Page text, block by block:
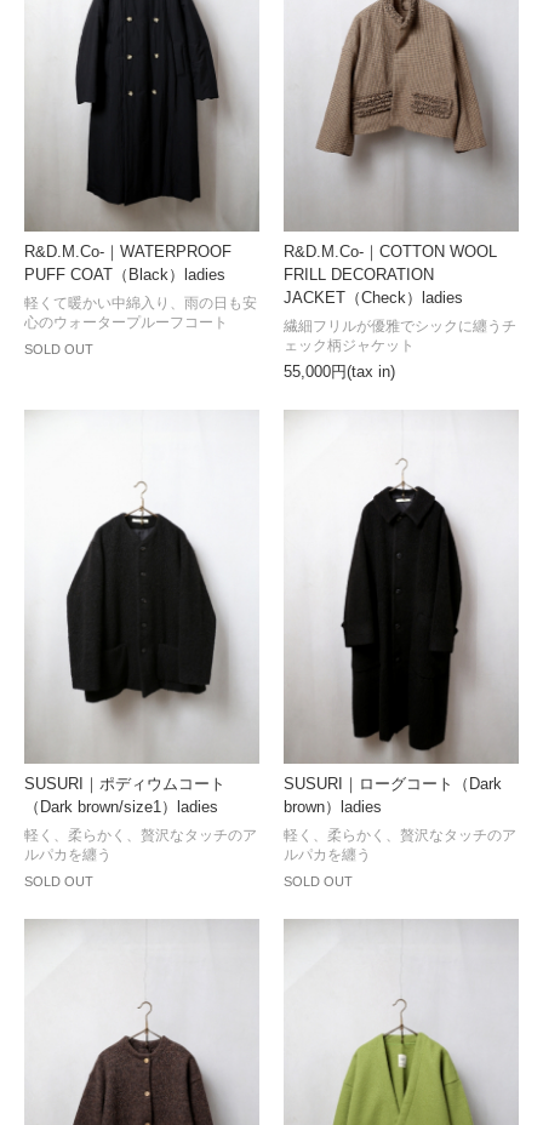
R&D.M.Co-｜WATERPROOF
PUFF COAT（Black）ladies
SOLD OUT
軽くて暖かい中綿入り、雨の日も安
心のウォータープルーフコート
R&D.M.Co-｜COTTON WOOL
FRILL DECORATION
JACKET（Check）ladies
55,000円(tax in)
繊細フリルが優雅でシックに纏うチ
ェック柄ジャケット
SUSURI｜ポディウムコート
（Dark brown/size1）ladies
SOLD OUT
軽く、柔らかく、贅沢なタッチのア
ルパカを纏う
SUSURI｜ローグコート（Dark
brown）ladies
SOLD OUT
軽く、柔らかく、贅沢なタッチのア
ルパカを纏う